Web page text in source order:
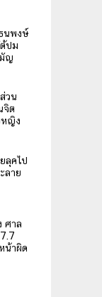
นพงษ์
ปม
ญ
วน
จิต
หญิง
ลุคไป
ลาย
ศาล
น้าผิด